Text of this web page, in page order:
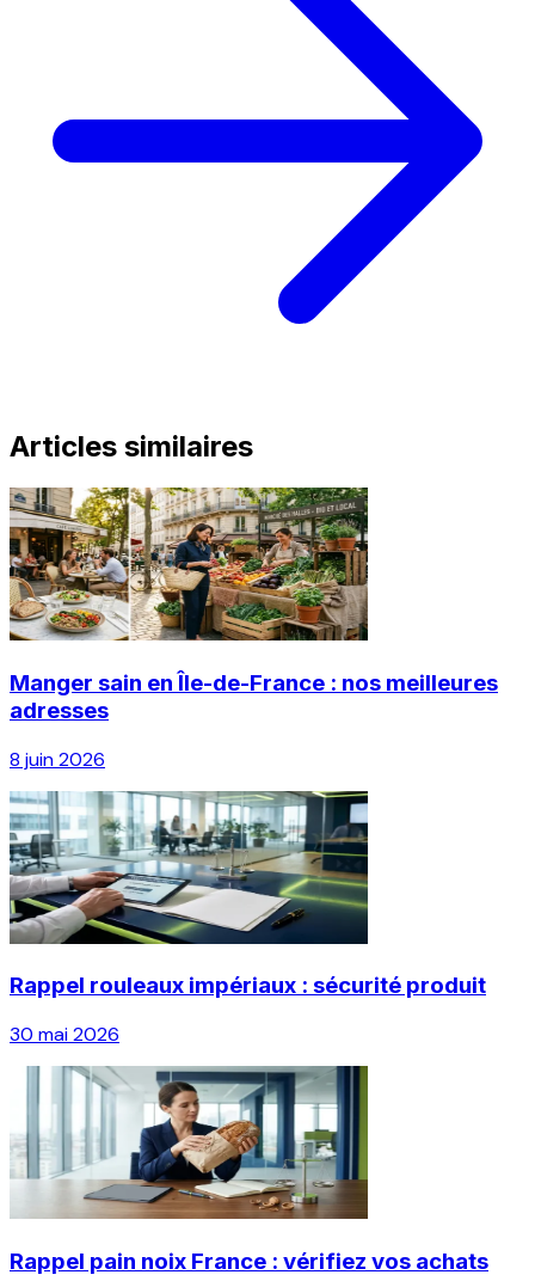
Articles similaires
Manger sain en Île-de-France : nos meilleures
adresses
8 juin 2026
Rappel rouleaux impériaux : sécurité produit
30 mai 2026
Rappel pain noix France : vérifiez vos achats